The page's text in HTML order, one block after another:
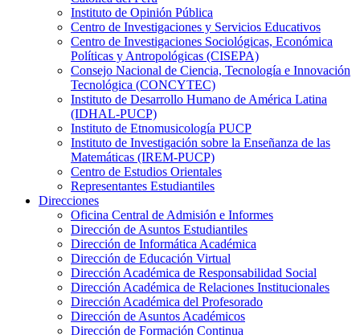
Instituto de Opinión Pública
Centro de Investigaciones y Servicios Educativos
Centro de Investigaciones Sociológicas, Económica
Políticas y Antropológicas (CISEPA)
Consejo Nacional de Ciencia, Tecnología e Innovación
Tecnológica (CONCYTEC)
Instituto de Desarrollo Humano de América Latina
(IDHAL-PUCP)
Instituto de Etnomusicología PUCP
Instituto de Investigación sobre la Enseñanza de las
Matemáticas (IREM-PUCP)
Centro de Estudios Orientales
Representantes Estudiantiles
Direcciones
Oficina Central de Admisión e Informes
Dirección de Asuntos Estudiantiles
Dirección de Informática Académica
Dirección de Educación Virtual
Dirección Académica de Responsabilidad Social
Dirección Académica de Relaciones Institucionales
Dirección Académica del Profesorado
Dirección de Asuntos Académicos
Dirección de Formación Continua